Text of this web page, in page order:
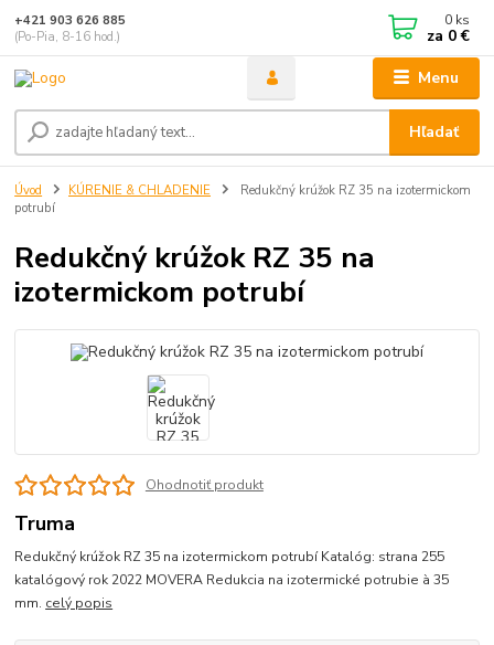
Menu
Hľadať
+421 903 626 885
(Po-Pia, 8-16 hod.)
0 ks
za 0 €
Úvod KÚRENIE & CHLADENIE
Redukčný krúžok RZ 35 na izotermickom
potrubí
Redukčný krúžok RZ 35 na
izotermickom potrubí
Ohodnotiť produkt
Truma
Redukčný krúžok RZ 35 na izotermickom potrubí Katalóg: strana 255
katalógový rok 2022 MOVERA Redukcia na izotermické potrubie à 35
mm. celý popis